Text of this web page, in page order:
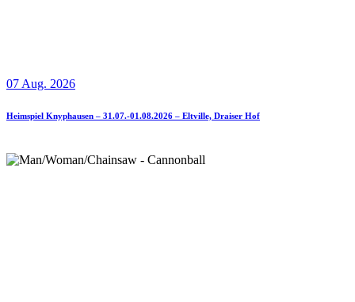
07 Aug. 2026
Heimspiel Knyphausen – 31.07.-01.08.2026 – Eltville, Draiser Hof